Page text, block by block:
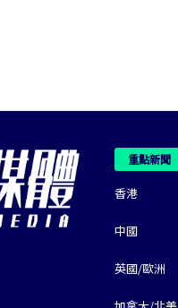
重點新聞
香港
中國
英國/歐洲